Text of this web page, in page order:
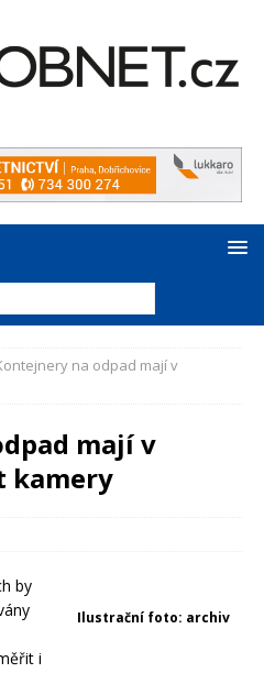
na odpad mají v
mají v
kamery
Ilustrační foto: archiv
by
i